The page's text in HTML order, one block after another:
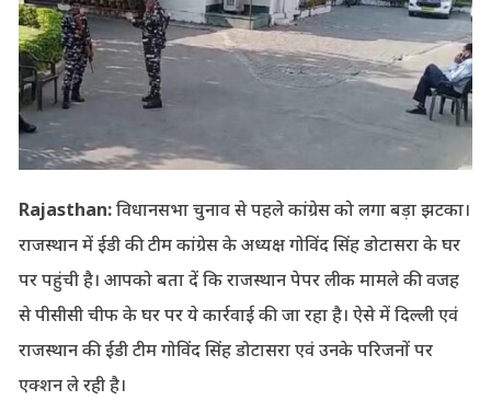
Rajasthan:विधानसभा चुनाव से पहले कांग्रेस को लगा बड़ा झटका।
राजस्थान में ईडी की टीम कांग्रेस के अध्यक्ष गोविंद सिंह डोटासरा के घर
पर पहुंची है। आपको बता दें कि राजस्थान पेपर लीक मामले की वजह
से पीसीसी चीफ के घर पर ये कार्रवाई की जा रहा है। ऐसे में दिल्ली एवं
राजस्थान की ईडी टीम गोविंद सिंह डोटासरा एवं उनके परिजनों पर
एक्शन ले रही है।